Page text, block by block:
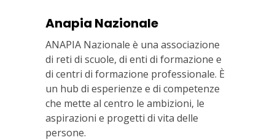
Anapia Nazionale
ANAPIA Nazionale è una associazione
di reti di scuole, di enti di formazione e
di centri di formazione professionale. È
un hub di esperienze e di competenze
che mette al centro le ambizioni, le
aspirazioni e progetti di vita delle
persone.